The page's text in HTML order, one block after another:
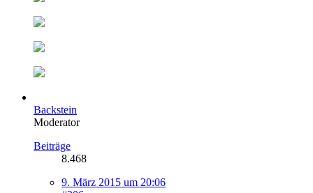
Backstein
Moderator
Beiträge
8.468
9. März 2015 um 20:06